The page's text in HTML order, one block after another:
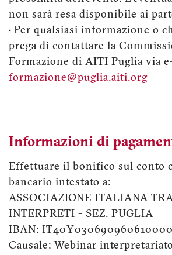
non sarà resa disponibile ai
• Per qualsiasi informazione o
prega di contattare la
Formazione di AITI Puglia via
formazione@puglia.aiti.org
Informazioni di
Effettuare il bonifico sul conto
bancario intestato a:
ASSOCIAZIONE ITALIANA
INTERPRETI - SEZ. PUGLIA
IBAN:
Causale: Webinar